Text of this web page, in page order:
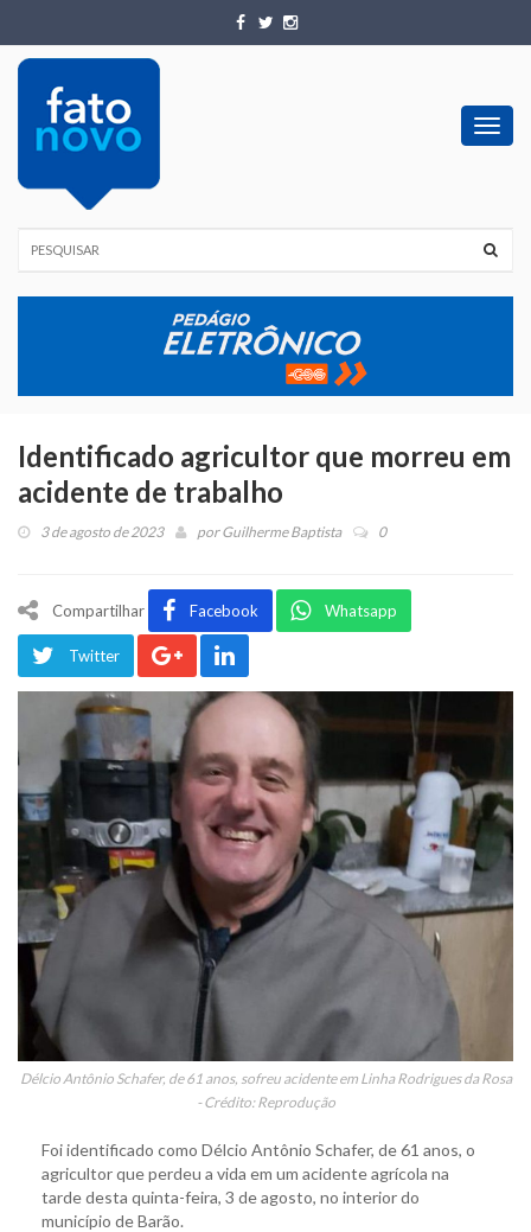
Identificado agricultor que morreu em
acidente de trabalho
3 de agosto de 2023 porGuilherme Baptista 0
Compartilhar Facebook Whatsapp
Twitter
Délcio Antônio Schafer, de 61 anos, sofreu acidente em Linha Rodrigues da Rosa
- Crédito: Reprodução
Foi identificado como Délcio Antônio Schafer, de 61 anos, o
agricultor que perdeu a vida em um acidente agrícola na
tarde desta quinta-feira, 3 de agosto, no interior do
município de Barão.